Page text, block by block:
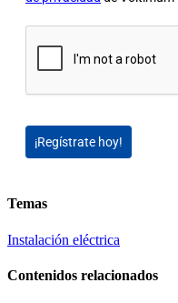
¡Regístrate hoy!
Temas
Instalación eléctrica
Contenidos relacionados